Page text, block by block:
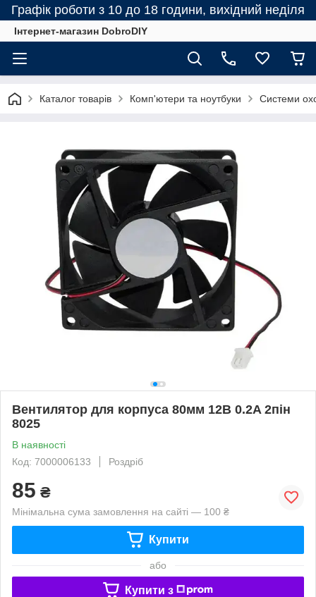
Графік роботи з 10 до 18 години, вихідний неділя
Інтернет-магазин DobroDIY
Каталог товарів Комп'ютери та ноутбуки Системи
Вентилятор для корпуса 80мм 12В 0.2A 2пін
8025
В наявності
Код: 7000006133
Роздріб
85 ₴
Мінімальна сума замовлення на сайті — 100 ₴
Купити
або
Купити з